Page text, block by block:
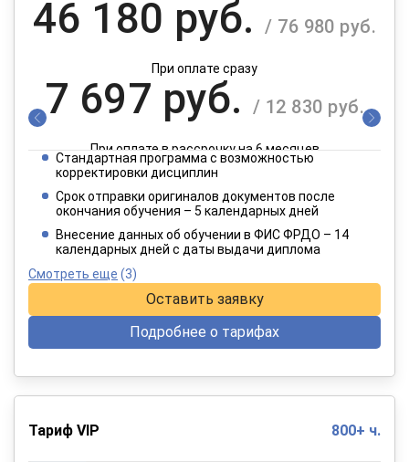
46 180 руб. / 76 980 руб.
При оплате сразу
7 697 руб. / 12 830 руб.
При оплате в рассрочку на 6 месяцев
3 849 руб.
При оплате в рассрочку на 12 месяцев
Стандартная программа с возможностью
корректировки дисциплин
Срок отправки оригиналов документов после
окончания обучения – 5 календарных дней
Внесение данных об обучении в ФИС ФРДО – 14
календарных дней с даты выдачи диплома
Смотреть еще (3)
Оставить заявку
Подробнее о тарифах
Тариф VIP 800+ ч.